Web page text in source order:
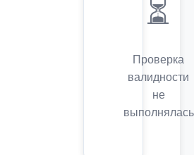
⏳
Проверка
валидности
не
выполнялась